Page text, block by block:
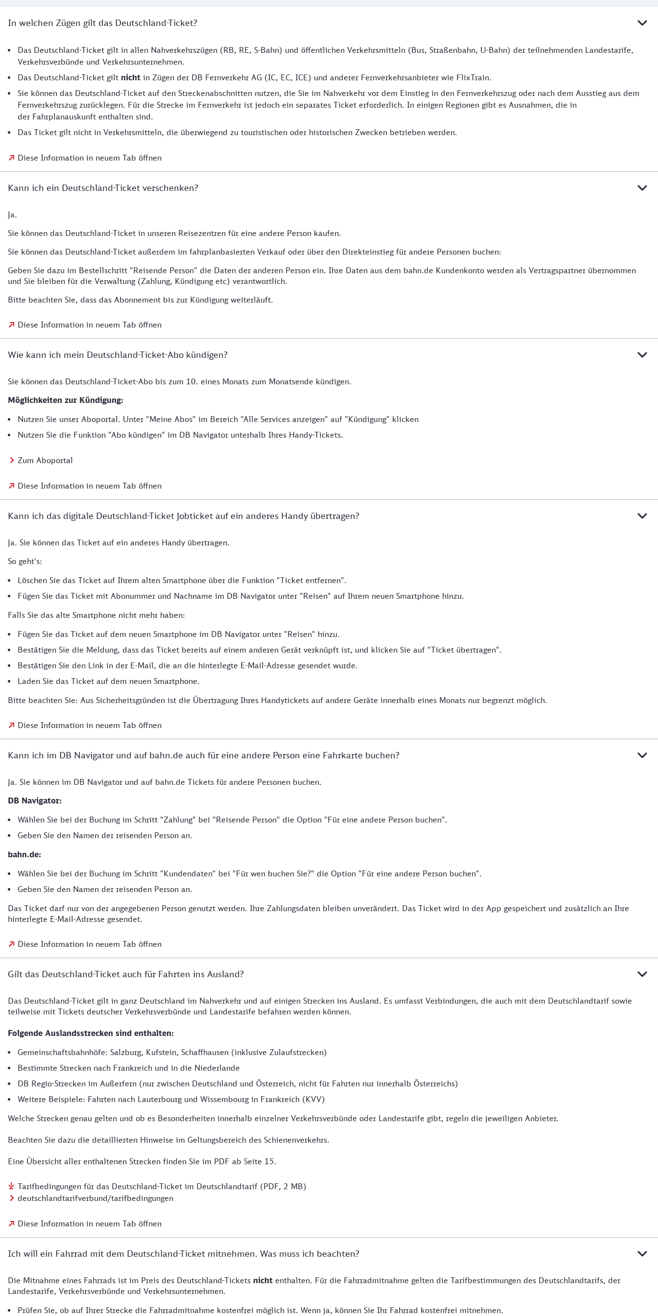
In welchen Zügen gilt das Deutschland-Ticket?
Das Deutschland-Ticket gilt in allen Nahverkehrszügen (RB, RE, S-Bahn) und öffentlichen Verkehrsmitteln (Bus, Straßenbahn, U-Bahn) der teilnehmenden Landestarife,
Verkehrsverbünde und Verkehrsunternehmen.
Das Deutschland-Ticket gilt nicht in Zügen der DB Fernverkehr AG (IC, EC, ICE) und anderer Fernverkehrsanbieter wie FlixTrain.
Sie können das Deutschland-Ticket auf den Streckenabschnitten nutzen, die Sie im Nahverkehr vor dem Einstieg in den Fernverkehrszug oder nach dem Ausstieg aus dem
Fernverkehrszug zurücklegen. Für die Strecke im Fernverkehr ist jedoch ein separates Ticket erforderlich. In einigen Regionen gibt es Ausnahmen, die in
der Fahrplanauskunft enthalten sind.
Das Ticket gilt nicht in Verkehrsmitteln, die überwiegend zu touristischen oder historischen Zwecken betrieben werden.
Diese Information in neuem Tab öffnen
Kann ich ein Deutschland-Ticket verschenken?
Ja.
Sie können das Deutschland-Ticket in unseren Reisezentren für eine andere Person kaufen.
Sie können das Deutschland-Ticket außerdem im fahrplanbasierten Verkauf oder über den Direkteinstieg für andere Personen buchen:
Geben Sie dazu im Bestellschritt "Reisende Person" die Daten der anderen Person ein. Ihre Daten aus dem bahn.de Kundenkonto werden als Vertragspartner übernommen
und Sie bleiben für die Verwaltung (Zahlung, Kündigung etc) verantwortlich.
Bitte beachten Sie, dass das Abonnement bis zur Kündigung weiterläuft.
Diese Information in neuem Tab öffnen
Wie kann ich mein Deutschland-Ticket-Abo kündigen?
Sie können das Deutschland-Ticket-Abo bis zum 10. eines Monats zum Monatsende kündigen.
Möglichkeiten zur Kündigung:
Nutzen Sie unser Aboportal. Unter "Meine Abos" im Bereich "Alle Services anzeigen" auf "Kündigung" klicken
Nutzen Sie die Funktion "Abo kündigen" im DB Navigator unterhalb Ihres Handy-Tickets.
Zum Aboportal
Diese Information in neuem Tab öffnen
Kann ich das digitale Deutschland-Ticket Jobticket auf ein anderes Handy übertragen?
Ja. Sie können das Ticket auf ein anderes Handy übertragen.
So geht's:
Löschen Sie das Ticket auf Ihrem alten Smartphone über die Funktion "Ticket entfernen".
Fügen Sie das Ticket mit Abonummer und Nachname im DB Navigator unter "Reisen" auf Ihrem neuen Smartphone hinzu.
Falls Sie das alte Smartphone nicht mehr haben:
Fügen Sie das Ticket auf dem neuen Smartphone im DB Navigator unter "Reisen" hinzu.
Bestätigen Sie die Meldung, dass das Ticket bereits auf einem anderen Gerät verknüpft ist, und klicken Sie auf "Ticket übertragen".
Bestätigen Sie den Link in der E-Mail, die an die hinterlegte E-Mail-Adresse gesendet wurde.
Laden Sie das Ticket auf dem neuen Smartphone.
Bitte beachten Sie: Aus Sicherheitsgründen ist die Übertragung Ihres Handytickets auf andere Geräte innerhalb eines Monats nur begrenzt möglich.
Diese Information in neuem Tab öffnen
Kann ich im DB Navigator und auf bahn.de auch für eine andere Person eine Fahrkarte buchen?
Ja. Sie können im DB Navigator und auf bahn.de Tickets für andere Personen buchen.
DB Navigator:
Wählen Sie bei der Buchung im Schritt "Zahlung" bei "Reisende Person" die Option "Für eine andere Person buchen".
Geben Sie den Namen der reisenden Person an.
bahn.de:
Wählen Sie bei der Buchung im Schritt "Kundendaten" bei "Für wen buchen Sie?" die Option "Für eine andere Person buchen".
Geben Sie den Namen der reisenden Person an.
Das Ticket darf nur von der angegebenen Person genutzt werden. Ihre Zahlungsdaten bleiben unverändert. Das Ticket wird in der App gespeichert und zusätzlich an Ihre
hinterlegte E-Mail-Adresse gesendet.
Diese Information in neuem Tab öffnen
Gilt das Deutschland-Ticket auch für Fahrten ins Ausland?
Das Deutschland-Ticket gilt in ganz Deutschland im Nahverkehr und auf einigen Strecken ins Ausland. Es umfasst Verbindungen, die auch mit dem Deutschlandtarif sowie
teilweise mit Tickets deutscher Verkehrsverbünde und Landestarife befahren werden können.
Folgende Auslandsstrecken sind enthalten:
Gemeinschaftsbahnhöfe: Salzburg, Kufstein, Schaffhausen (inklusive Zulaufstrecken)
Bestimmte Strecken nach Frankreich und in die Niederlande
DB Regio-Strecken im Außerfern (nur zwischen Deutschland und Österreich, nicht für Fahrten nur innerhalb Österreichs)
Weitere Beispiele: Fahrten nach Lauterbourg und Wissembourg in Frankreich (KVV)
Welche Strecken genau gelten und ob es Besonderheiten innerhalb einzelner Verkehrsverbünde oder Landestarife gibt, regeln die jeweiligen Anbieter.
Beachten Sie dazu die detaillierten Hinweise im Geltungsbereich des Schienenverkehrs.
Eine Übersicht aller enthaltenen Strecken finden Sie im PDF ab Seite 15.
Tarifbedingungen für das Deutschland-Ticket im Deutschlandtarif (PDF, 2 MB)
deutschlandtarifverbund/tarifbedingungen
Diese Information in neuem Tab öffnen
Ich will ein Fahrrad mit dem Deutschland-Ticket mitnehmen. Was muss ich beachten?
Die Mitnahme eines Fahrrads ist im Preis des Deutschland-Tickets nicht enthalten. Für die Fahrradmitnahme gelten die Tarifbestimmungen des Deutschlandtarifs, der
Landestarife, Verkehrsverbünde und Verkehrsunternehmen.
Prüfen Sie, ob auf Ihrer Strecke die Fahrradmitnahme kostenfrei möglich ist. Wenn ja, können Sie Ihr Fahrrad kostenfrei mitnehmen.